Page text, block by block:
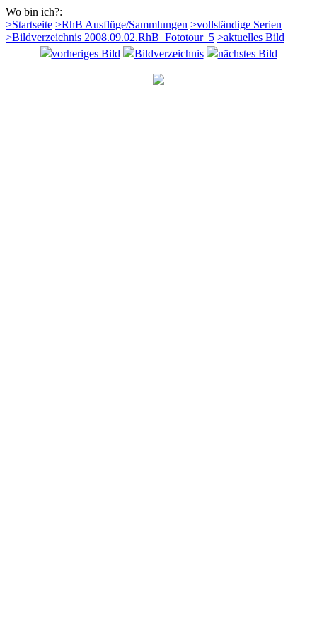
Wo bin ich?:
>Startseite >RhB Ausflüge/Sammlungen >vollständige Serien
>Bildverzeichnis 2008.09.02.RhB_Fototour_5 >aktuelles Bild
vorheriges Bild
Bildverzeichnis nächstes Bild